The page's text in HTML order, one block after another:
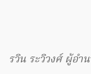
รวิน ระวิวงศ์ ผู้อ